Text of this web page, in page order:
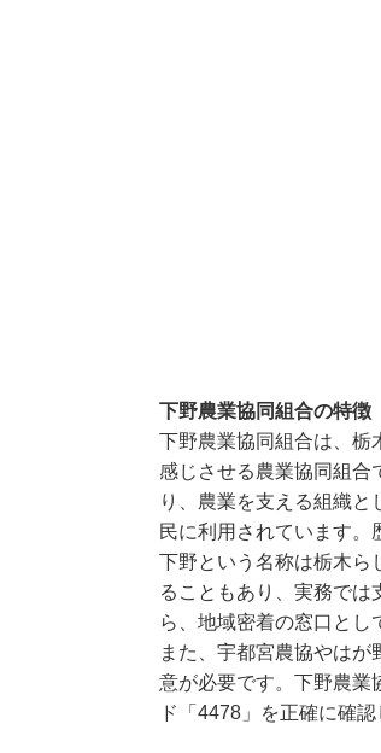
下野農業協同組合の特徴
下野農業協同組合は、栃
感じさせる農業協同組合
り、農業を支える組織
民に利用されています。
下野という名称は栃木ら
ることもあり、実務で
ら、地域密着の窓口とし
また、宇都宮農協やは
意が必要です。下野農業
ド「4478」を正確に確